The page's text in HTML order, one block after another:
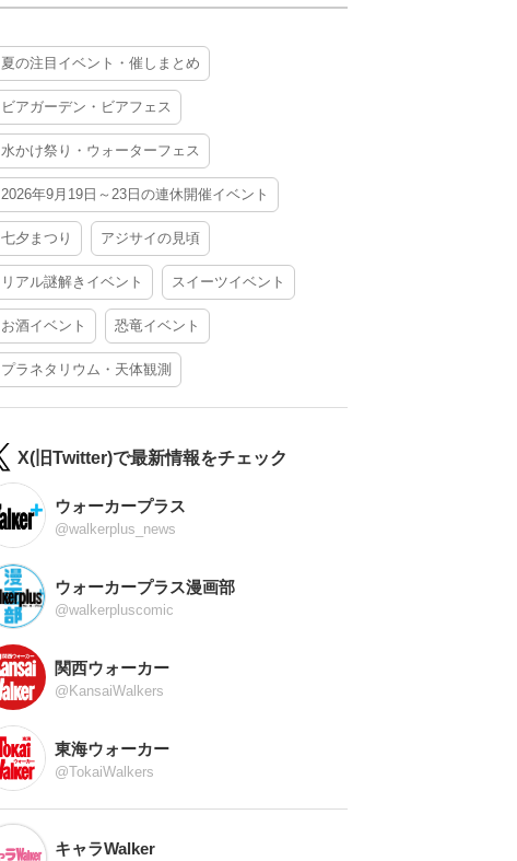
夏の注目イベント・催しまとめ
ビアガーデン・ビアフェス
水かけ祭り・ウォーターフェス
2026年9月19日～23日の連休開催イベント
七夕まつり アジサイの見頃
リアル謎解きイベント スイーツイベント
お酒イベント 恐竜イベント
プラネタリウム・天体観測
X(旧Twitter)で最新情報をチェック
ウォーカープラス
@walkerplus_news
ウォーカープラス漫画部
@walkerpluscomic
関西ウォーカー
@KansaiWalkers
東海ウォーカー
@TokaiWalkers
キャラWalker